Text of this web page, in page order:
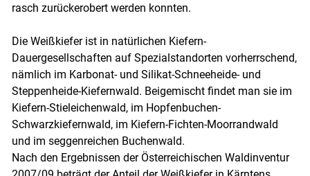
rasch zurückerobert werden konnten.
Die Weißkiefer ist in natürlichen Kiefern-
Dauergesellschaften auf Spezialstandorten vorherrschend,
nämlich im Karbonat- und Silikat-Schneeheide- und
Steppenheide-Kiefernwald. Beigemischt findet man sie im
Kiefern-Stieleichenwald, im Hopfenbuchen-
Schwarzkiefernwald, im Kiefern-Fichten-Moorrandwald
und im seggenreichen Buchenwald.
Nach den Ergebnissen der Österreichischen Waldinventur